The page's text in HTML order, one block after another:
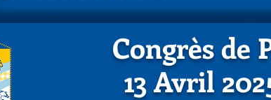
Congrès de
13 Avril